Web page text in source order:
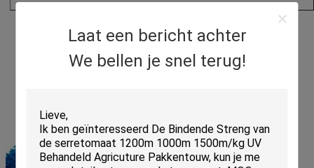
Laat een bericht achter
We bellen je snel terug!